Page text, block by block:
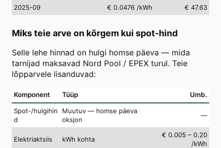
2025-09
€ 0.0476 /kWh € 47.63
Miks teie arve on kõrgem kui spot-hind
Selle lehe hinnad on hulgi homse päeva — mida
tarnijad maksavad Nord Pool / EPEX turul. Teie
lõpparvele lisanduvad:
Komponent Tüüp Umb.
Spot-/hulgihin
d
Muutuv — homse päeva
oksjon
—
Elektriaktsiis kWh kohta
€ 0.005 – 0.20
/kWh